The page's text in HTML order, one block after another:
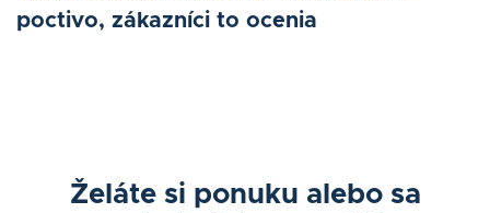
poctivo, zákazníci to ocenia
Želáte si ponuku alebo sa